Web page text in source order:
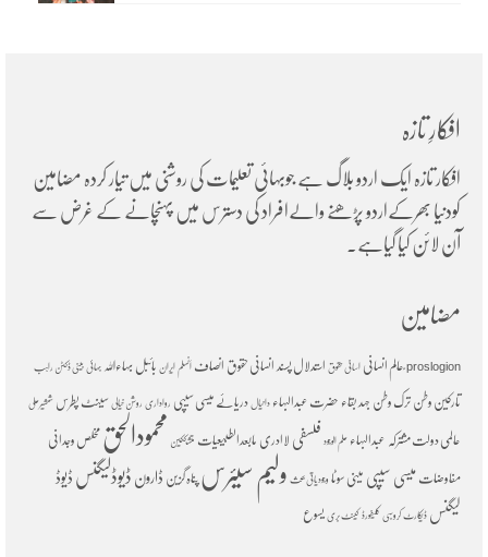
افکارِ تازہ
افکار تازہ ایک اردو بلاگ ہے جوبہائی تعلیمات کی روشنی میں تیار کردہ مضامین
کودنیا بھرکےاردو پڑھنے والےافراد کی دسترس میں پہنچانے کے غرض سے
آن لائن کیا گیاہے۔
مضامین
proslogion ؑعالم انسانی اسانی حقوق استدلال پسند انسانی حقوق انصاف اَنسلم ایران بائبل بہاءاللہ بہائی بینی ڈکٹن راہب
تارکین وطن ترک وطن جہد بقاء حضرت عبدالبہاء دانیال دریائے میسی سیپی رواداری روشن خیالی سینٹ پطرس شمشیرعلی
عالمی دولت مشترکہ عبدالبہاء علم الوجود فلسفی لاادری مابعدالطبیعیات متشککین محمودالحق مخلص وجدانی
مفاوضات میسی سیپی مینی سوٹا وجودیاتی بحث ولیم سیئرس پناہ گزین ڈارون ڈیوڈلیگنس ڈیوڈ
لیگنس ڈیکارٹ کروسبی کلیفورڈ کینٹ بری یسوع